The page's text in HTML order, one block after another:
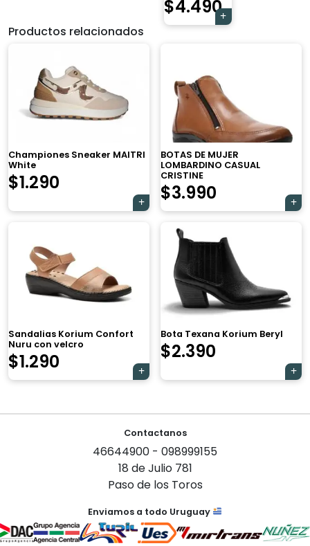
$4.490
Productos relacionados
Championes Sneaker MAITRI
White
$1.290
BOTAS DE MUJER
LOMBARDINO CASUAL
CRISTINE
El
precio
original
era:
$4.190.
$3.990
precio
actual
es:
$3.990.
Sandalias Korium Confort
Nuru con velcro
El
precio
original
$1.290
precio
actual
$1.290.
Bota Texana Korium Beryl
$2.390
Navegación
Contactanos
46644900 - 098999155
18 de Julio 781
Paso de los Toros
Enviamos a todo Uruguay
×
automáticamente.